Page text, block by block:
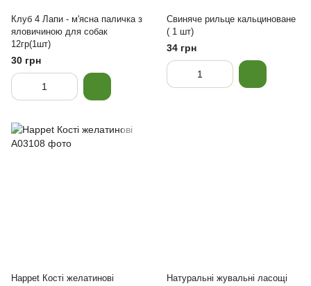
Клуб 4 Лапи - м'ясна паличка з
яловичиною для собак
12гр(1шт)
30 грн
Свиняче рильце кальциноване
( 1 шт)
34 грн
Happet Кості желатинові
Натуральні жувальні ласощі